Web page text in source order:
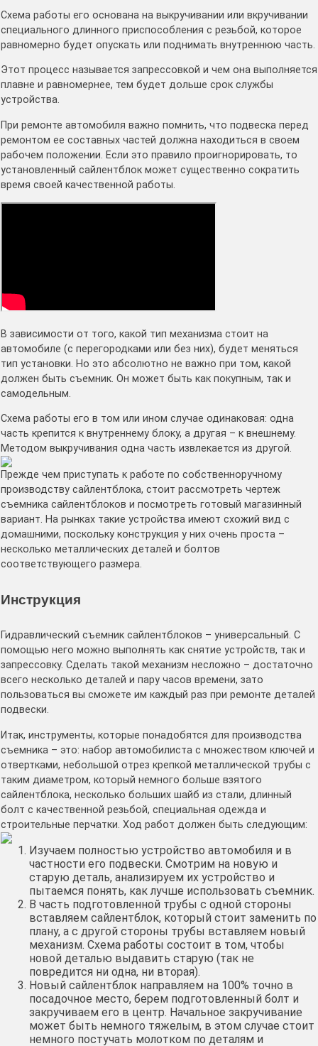
Схема работы его основана на выкручивании или вкручивании
специального длинного приспособления с резьбой, которое
равномерно будет опускать или поднимать внутреннюю часть.
Этот процесс называется запрессовкой и чем она выполняется
плавне и равномернее, тем будет дольше срок службы
устройства.
При ремонте автомобиля важно помнить, что подвеска перед
ремонтом ее составных частей должна находиться в своем
рабочем положении. Если это правило проигнорировать, то
установленный сайлентблок может существенно сократить
время своей качественной работы.
В зависимости от того, какой тип механизма стоит на
автомобиле (с перегородками или без них), будет меняться
тип установки. Но это абсолютно не важно при том, какой
должен быть съемник. Он может быть как покупным, так и
самодельным.
Схема работы его в том или ином случае одинаковая: одна
часть крепится к внутреннему блоку, а другая – к внешнему.
Методом выкручивания одна часть извлекается из другой.
Прежде чем приступать к работе по собственноручному
производству сайлентблока, стоит рассмотреть чертеж
съемника сайлентблоков и посмотреть готовый магазинный
вариант. На рынках такие устройства имеют схожий вид с
домашними, поскольку конструкция у них очень проста –
несколько металлических деталей и болтов
соответствующего размера.
Инструкция
Гидравлический съемник сайлентблоков – универсальный. С
помощью него можно выполнять как снятие устройств, так и
запрессовку. Сделать такой механизм несложно – достаточно
всего несколько деталей и пару часов времени, зато
пользоваться вы сможете им каждый раз при ремонте деталей
подвески.
Итак, инструменты, которые понадобятся для производства
съемника – это: набор автомобилиста с множеством ключей и
отвертками, небольшой отрез крепкой металлической трубы с
таким диаметром, который немного больше взятого
сайлентблока, несколько больших шайб из стали, длинный
болт с качественной резьбой, специальная одежда и
строительные перчатки. Ход работ должен быть следующим:
Изучаем полностью устройство автомобиля и в
частности его подвески. Смотрим на новую и
старую деталь, анализируем их устройство и
пытаемся понять, как лучше использовать съемник.
В часть подготовленной трубы с одной стороны
вставляем сайлентблок, который стоит заменить по
плану, а с другой стороны трубы вставляем новый
механизм. Схема работы состоит в том, чтобы
новой деталью выдавить старую (так не
повредится ни одна, ни вторая).
Новый сайлентблок направляем на 100% точно в
посадочное место, берем подготовленный болт и
закручиваем его в центр. Начальное закручивание
может быть немного тяжелым, в этом случае стоит
немного постучать молотком по деталям и